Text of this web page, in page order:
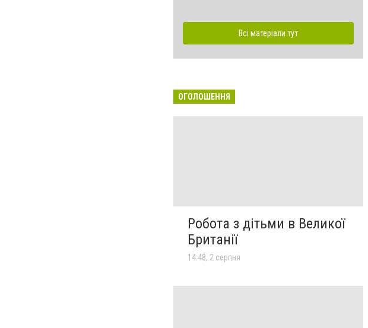
Всі матеріали тут
ОГОЛОШЕННЯ
Робота з дітьми в Великої
Британії
14:48, 2 серпня